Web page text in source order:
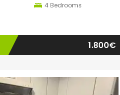
4 Bedrooms
1.800€